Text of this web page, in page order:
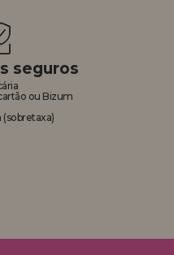
seguros
ou Bizum
(sobretaxa)